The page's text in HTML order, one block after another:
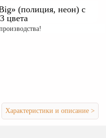
(полиция, неон) с
цвета
Характеристики и описание >